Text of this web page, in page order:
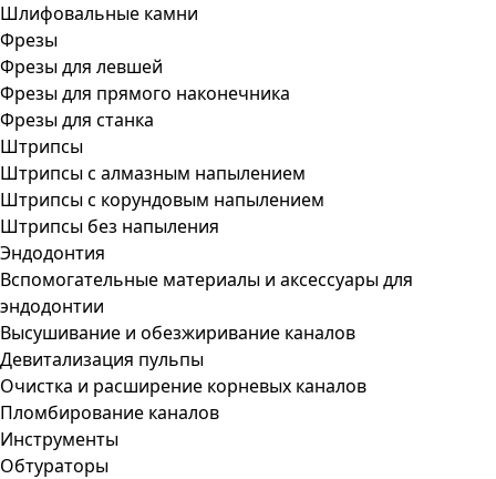
Шлифовальные камни
Фрезы
Фрезы для левшей
Фрезы для прямого наконечника
Фрезы для станка
Штрипсы
Штрипсы c алмазным напылением
Штрипсы c корундовым напылением
Штрипсы без напыления
Эндодонтия
Вспомогательные материалы и аксессуары для
эндодонтии
Высушивание и обезжиривание каналов
Девитализация пульпы
Очистка и расширение корневых каналов
Пломбирование каналов
Инструменты
Обтураторы